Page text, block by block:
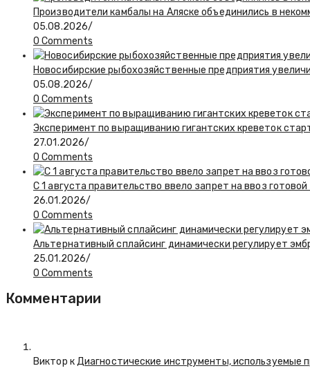
Производители камбалы на Аляске объединились в
05.08.2026/
0 Comments
Новосибирские рыбохозяйственные предприятия
05.08.2026/
0 Comments
Эксперимент по выращиванию гигантских креветок
27.01.2026/
0 Comments
С 1 августа правительство ввело запрет на ввоз
26.01.2026/
0 Comments
Альтернативный сплайсинг динамически регулирует
25.01.2026/
0 Comments
Комментарии
Виктор кДиагностические инструменты, используемые